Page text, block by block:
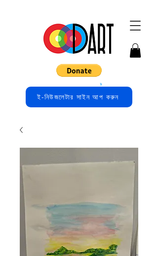
ই-নিউজলেটার সাইন আপ করুন